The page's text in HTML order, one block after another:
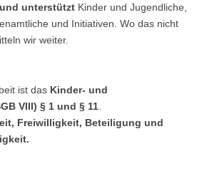
unterstützt Kinder und Jugendliche,
und Initiativen. Wo das nicht
wir weiter.
ist das Kinder- und
VIII) § 1 und § 11
Freiwilligkeit, Beteiligung und